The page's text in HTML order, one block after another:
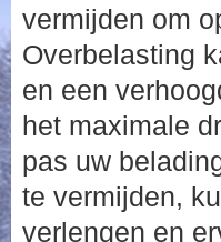
vermijden om
Overbelasting
en een
het maximale
pas uw
te vermijden,
verlengen en